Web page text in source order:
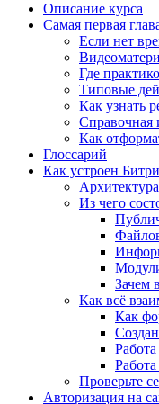
Описание курса
Самая первая
Если нет
Где
Типовые
Как узнать
Справочная
Как
Глоссарий
Как устроен
Из чего
Зачем
Как всё
Как
Проверьте
Авторизация на